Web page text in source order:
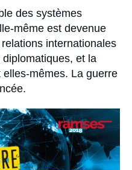
des systèmes
même est devenue
internationales
et la
mêmes. La guerre